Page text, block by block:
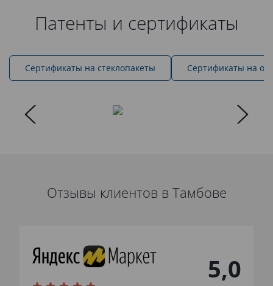
Патенты и сертификаты
Cертификаты на стеклопакеты Сертификаты на
Отзывы клиентов в Тамбове
5,0